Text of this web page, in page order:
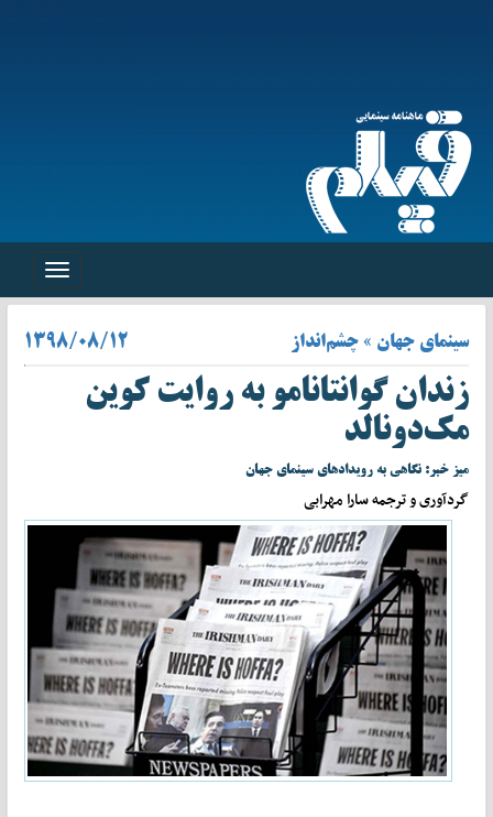
Toggle
سینمای جهان » چشم‌انداز ۱۳۹۸/۰۸/۱۲
زندان گوانتانامو به روایت کوین
مک‌دونالد
میز خبر: نگاهی به رویدادهای سینمای جهان
گردآوری و ترجمه سارا مهرابی